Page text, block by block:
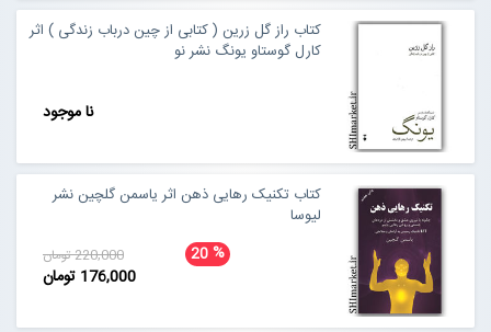
کتاب راز گل زرین ( کتابی از چین درباب زندگی ) اثر
کارل گوستاو یونگ نشر نو
نا موجود
کتاب تکنیک رهایی ذهن اثر یاسمن گلچین نشر
لیوسا
20% 220,000 تومان
176,000 تومان